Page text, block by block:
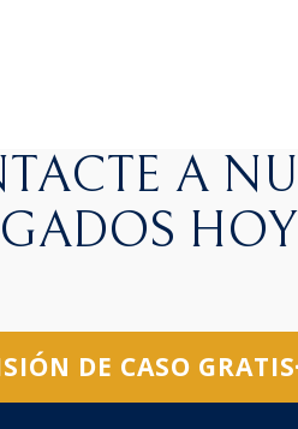
A
HOY
DE CASO GRATIS